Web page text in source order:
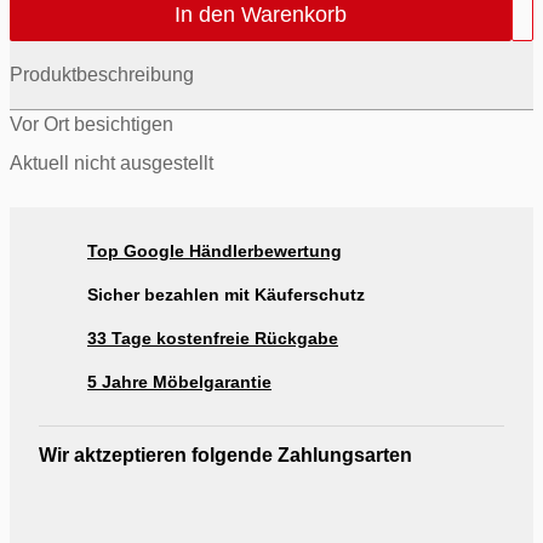
In den Warenkorb
Produktbeschreibung
Vor Ort besichtigen
Aktuell nicht ausgestellt
Top Google Händlerbewertung
Sicher bezahlen mit Käuferschutz
33 Tage kostenfreie Rückgabe
5 Jahre Möbelgarantie
Wir aktzeptieren folgende Zahlungsarten